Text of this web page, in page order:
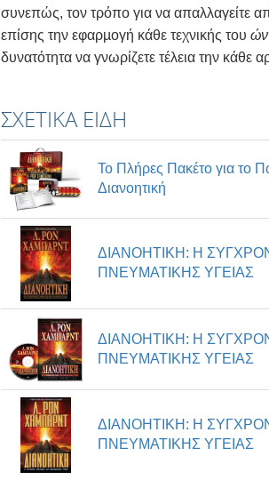
συνεπώς, τον τρόπο για να απαλλαγείτε
επίσης την εφαρµογή κάθε τεχνικής του
δυνατότητα να γνωρίζετε τέλεια την κάθε
ΣΧΕΤΙΚΆ ΕΊΔΗ
Το Πλήρες Πακέτο για το
Διανοητική
ΔΙΑΝΟΗΤΙΚΗ: Η
ΠΝΕΥΜΑΤΙΚΗΣ ΥΓΕΙΑΣ
ΔΙΑΝΟΗΤΙΚΗ: Η
ΠΝΕΥΜΑΤΙΚΗΣ ΥΓΕΙΑΣ
ΔΙΑΝΟΗΤΙΚΗ: Η
ΠΝΕΥΜΑΤΙΚΗΣ ΥΓΕΙΑΣ